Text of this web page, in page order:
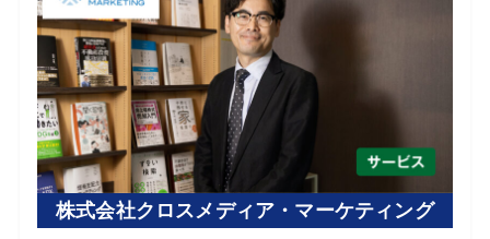
株式会社クロスメディア・マーケティング